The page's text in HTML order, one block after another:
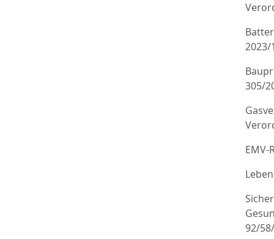
2023/
305/
EMV-
92/